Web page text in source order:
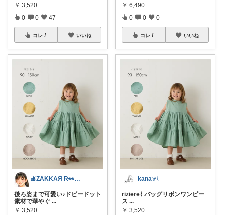
￥ 3,520
0 0 47
コレ いいね
🍎ZAKKAЯ R👀M 経由購入感謝
後ろ姿まで可愛い♪ドビードット
素材で華やぐ ...
￥ 3,520
￥ 6,490
0 0 0
コレ いいね
kana𓍯
riziere⌇ バッグリボンワンピー
ス ...
￥ 3,520